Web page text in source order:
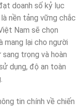
doanh số kỷ lục
nền tảng vững chắc
Nam sẽ chọn
mang lại cho người
trọng và hoàn
dụng, độ an toàn
tin chính về chiến